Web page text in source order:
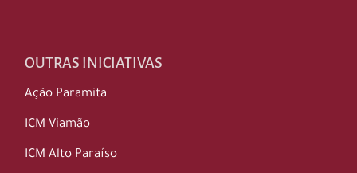
OUTRAS INICIATIVAS
Ação Paramita
ICM Viamão
ICM Alto Paraíso